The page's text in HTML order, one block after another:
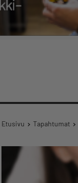
Etusivu Tapahtumat